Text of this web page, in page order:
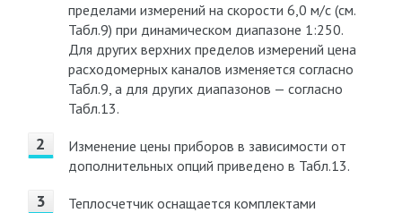
пределами измерений на скорости 6,0 м/с (см.
Табл.9) при динамическом диапазоне 1:250.
Для других верхних пределов измерений цена
расходомерных каналов изменяется согласно
Табл.9, а для других диапазонов — согласно
Табл.13.
Изменение цены приборов в зависимости от
дополнительных опций приведено в Табл.13.
Теплосчетчик оснащается комплектами